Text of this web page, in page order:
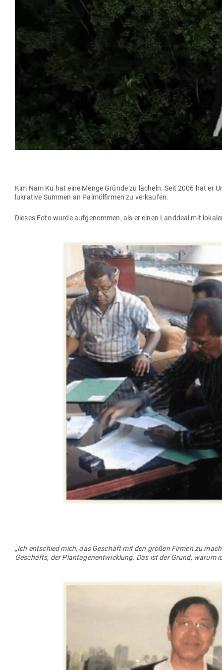
Kim Nam Ku hat eine Menge Gründe zu lächeln. Seit 2006 hat er
lukrative Summen an Palm­öl­firmen zu verkaufen.
Dieses Foto wurde auf­ge­nommen, als er einen Landdeal mit
„Ich ent­schied mich, das Geschäft mit den großen Firmen zu
Geschäfts, der Plan­ta­gen­ent­wicklung. Das ist der Grund, warum